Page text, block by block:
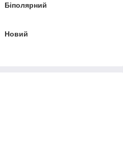
Біполярний
Новий